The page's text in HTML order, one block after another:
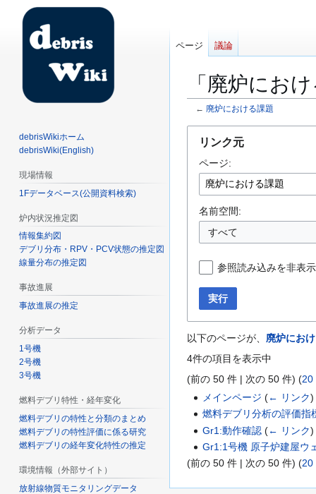
「廃炉にお
← 廃炉における課題
リンク元
ページ:
名前空間:
すべて
参照読み込みを非表示
実行
以下のページが、 廃炉にお
4件の項目を表示中
(前の 50 件 | 次の 50 件) (20
メインページ (← リンク)
燃料デブリ分析の評価指
Gr1:動作確認 (← リンク)
Gr1:1号機 原子炉建屋ウ
(前の 50 件 | 次の 50 件) (20
ページ 議論
debrisWikiホーム
debrisWiki(English)
現場情報
1Fデータベース(公開資料検索)
炉内状況推定図
情報集約図
デブリ分布・RPV・PCV状態の推定図
線量分布の推定図
事故進展
事故進展の推定
分析データ
1号機
2号機
3号機
燃料デブリ特性・経年変化
燃料デブリの特性と分類のまとめ
燃料デブリの特性評価に係る研究
燃料デブリの経年変化特性の推定
環境情報（外部サイト）
放射線物質モニタリングデータ